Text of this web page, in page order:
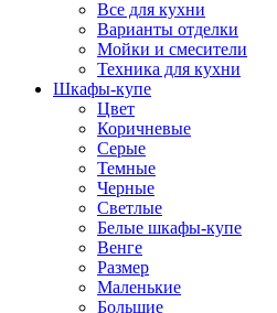
Все для кухни
Варианты отделки
Мойки и смесители
Техника для кухни
Шкафы-купе
Цвет
Коричневые
Серые
Темные
Черные
Светлые
Белые шкафы-купе
Венге
Размер
Маленькие
Большие